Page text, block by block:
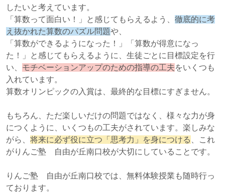
したいと考えています。
「算数って面白い！」と感じてもらえるよう、 徹底的に考
え抜かれた算数のパズル問題や、
「算数ができるようになった！」「算数が得意になっ
た！」と感じてもらえるように、生徒ごとに目標設定を行
い、 モチベーションアップのための指導の工夫をいくつも
入れています。
算数オリンピックの入賞は、最終的な目標にすぎません。
もちろん、ただ楽しいだけの問題ではなく、様々な力が身
につくように、いくつもの工夫がされています。楽しみな
がら、 将来に必ず役に立つ「思考力」を身につける
、これ
がりんご塾 自由が丘南口校が大切にしていることです。
りんご塾 自由が丘南口校では、無料体験授業も随時行っ
ております。